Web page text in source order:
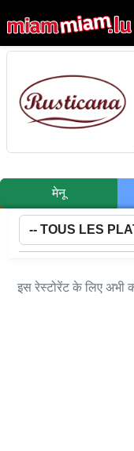
मेनू
इस रेस्टोरेंट के लिए अभी